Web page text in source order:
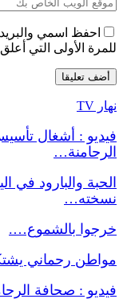
احفظ اسمي
للمرة الأولى التي
نهار TV
فيديو : أشغال
الرحامنة…
الحبة والبارود في
نسخته…
خرجوا بالشموع….
مواطن رحماني
فيديو : صحافة